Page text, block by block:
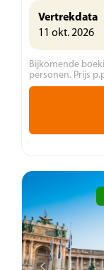
Vertrekdata
11 okt. 2026
Bijkomende
personen. Prijs